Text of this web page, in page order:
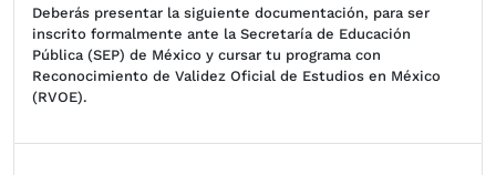
Deberás presentar la siguiente documentación, para ser
inscrito formalmente ante la Secretaría de Educación
Pública (SEP) de México y cursar tu programa con
Reconocimiento de Validez Oficial de Estudios en México
(RVOE).